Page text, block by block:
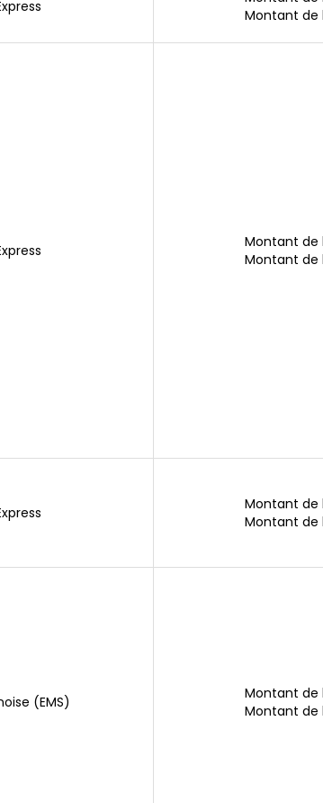
Montant de
Montant de
Montant de
Montant de
Montant de
(EMS)
Montant de
Montant de